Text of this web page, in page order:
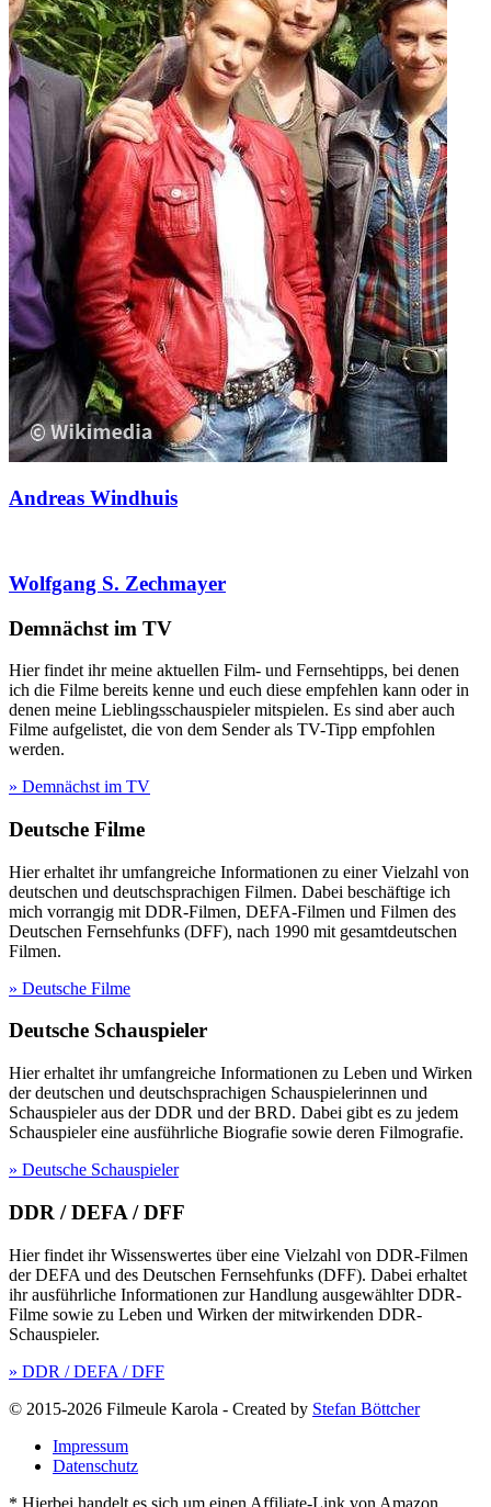
Andreas Windhuis
Wolfgang S. Zechmayer
Demnächst im TV
Hier findet ihr meine aktuellen Film- und Fernsehtipps, bei denen
ich die Filme bereits kenne und euch diese empfehlen kann oder in
denen meine Lieblingsschauspieler mitspielen. Es sind aber auch
Filme aufgelistet, die von dem Sender als TV-Tipp empfohlen
werden.
» Demnächst im TV
Deutsche Filme
Hier erhaltet ihr umfangreiche Informationen zu einer Vielzahl von
deutschen und deutschsprachigen Filmen. Dabei beschäftige ich
mich vorrangig mit DDR-Filmen, DEFA-Filmen und Filmen des
Deutschen Fernsehfunks (DFF), nach 1990 mit gesamtdeutschen
Filmen.
» Deutsche Filme
Deutsche Schauspieler
Hier erhaltet ihr umfangreiche Informationen zu Leben und Wirken
der deutschen und deutschsprachigen Schauspielerinnen und
Schauspieler aus der DDR und der BRD. Dabei gibt es zu jedem
Schauspieler eine ausführliche Biografie sowie deren Filmografie.
» Deutsche Schauspieler
DDR / DEFA / DFF
Hier findet ihr Wissenswertes über eine Vielzahl von DDR-Filmen
der DEFA und des Deutschen Fernsehfunks (DFF). Dabei erhaltet
ihr ausführliche Informationen zur Handlung ausgewählter DDR-
Filme sowie zu Leben und Wirken der mitwirkenden DDR-
Schauspieler.
» DDR / DEFA / DFF
© 2015-2026 Filmeule Karola - Created by Stefan Böttcher
Impressum
Datenschutz
* Hierbei handelt es sich um einen Affiliate-Link von Amazon